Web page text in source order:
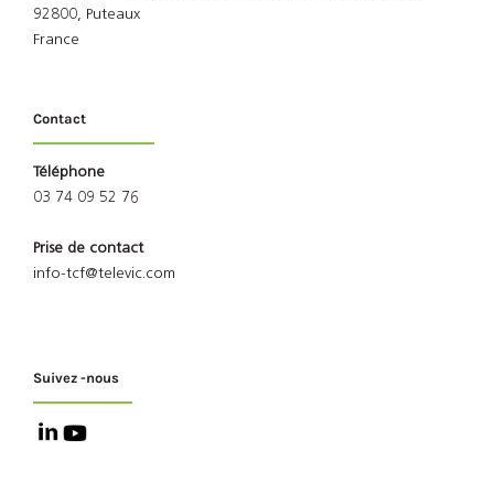
92800, Puteaux
France
Contact
Téléphone
03 74 09 52 76
Prise de contact
info-tcf@televic.com
Suivez -nous